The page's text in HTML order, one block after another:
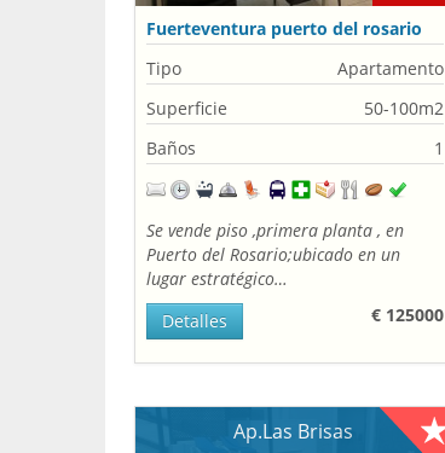
Fuerteventura puerto del rosario
Tipo
Apartamento
Superficie
50-100m2
Baños
1
Se vende piso ,primera planta , en
Puerto del Rosario;ubicado en un
lugar estratégico…
€ 125000
Detalles
Ap.Las Brisas